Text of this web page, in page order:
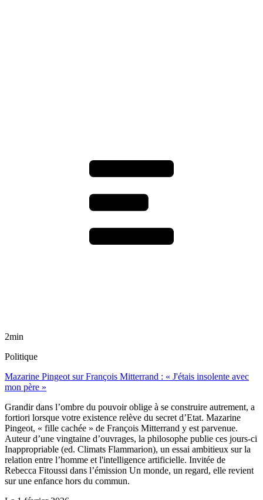
2min
Politique
Mazarine Pingeot sur François Mitterrand : « J'étais insolente avec
mon père »
Grandir dans l’ombre du pouvoir oblige à se construire autrement, a
fortiori lorsque votre existence relève du secret d’Etat. Mazarine
Pingeot, « fille cachée » de François Mitterrand y est parvenue.
Auteur d’une vingtaine d’ouvrages, la philosophe publie ces jours-ci
Inappropriable (ed. Climats Flammarion), un essai ambitieux sur la
relation entre l’homme et l'intelligence artificielle. Invitée de
Rebecca Fitoussi dans l’émission Un monde, un regard, elle revient
sur une enfance hors du commun.